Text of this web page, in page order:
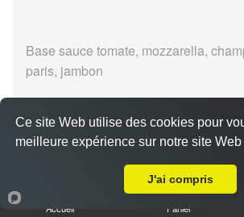
Base sauce tomate, mozzarella,
paris, jambon
Pizza 4 fromages senior
Accueil Panier
Ce site Web utilise des cookies pour
meilleure expérience sur notre site Web
J'ai compris